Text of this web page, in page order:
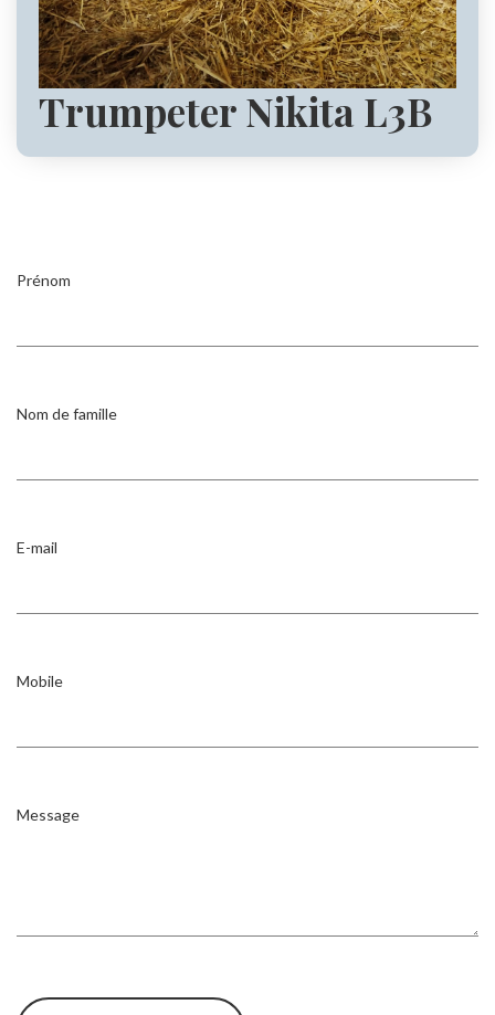
Trumpeter Nikita L3B
Prénom
Nom de famille
E-mail
Mobile
Message